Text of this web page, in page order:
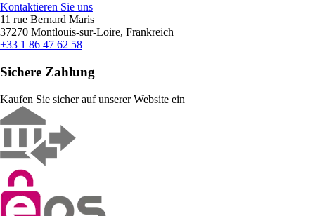
Kontaktieren Sie uns
11 rue Bernard Maris
37270 Montlouis-sur-Loire, Frankreich
+33 1 86 47 62 58
Sichere Zahlung
Kaufen Sie sicher auf unserer Website ein